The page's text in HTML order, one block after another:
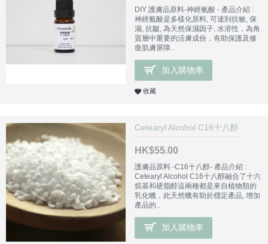
DIY 護膚品原料-神經氨酸 - 產品介紹 :
神經氨酸是多樣化原料, 可達到抗敏, 保
濕, 抗皺, 為天然保濕因子, 水溶性，為角
質層中重要的活膚成份，有助保護及修
復肌膚屏障..
加入購物車
收藏
Cetearyl Alcohol C16十八醇
HK$55.00
護膚品原料 -C16十八醇- 產品介紹 :
Cetearyl Alcohol C16十八醇融合了十六
烷基和硬脂醇這兩種都是來自植物類的
乳化蠟，此天然蠟有助於穩定產品, 增加
產品的..
加入購物車